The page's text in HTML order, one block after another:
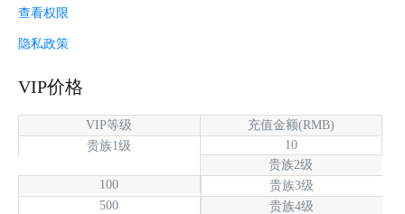
查看权限
隐私政策
VIP价格
VIP等级
充值金额(RMB)
贵族1级
10
贵族2级
100
贵族3级
500
贵族4级